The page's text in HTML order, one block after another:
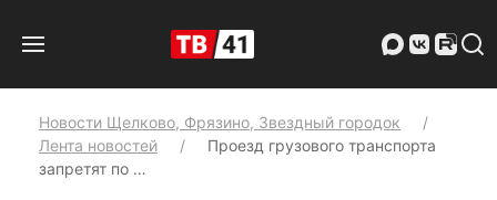
Новости Щелково, Фрязино, Звездный городок
Лента новостей
Проезд грузового транспорта
запретят по …